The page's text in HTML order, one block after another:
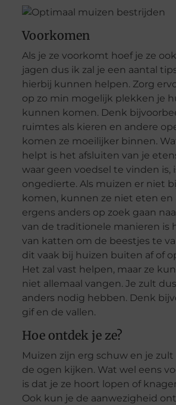
Voorkomen
Als je ze voorkomt hoef je ze
jagen dus ik zal je een aantal
hierbij kunnen helpen. Zorg
op zo min mogelijk plekken je
kunnen komen. Denk
ruimtes als kieren en andere
komen ze moeilijker binnen.
helpt is het afsluiten van je
waar geen voedsel te vinden is,
ongedierte. Als muizen er niet
komen, kunnen ze niet eten en
ergens anders op zoek gaan
van de traditionele manieren is
van katten om de beestjes te
dit vaak bij huizen buiten af of
Het zal vast helpen, maar ze
niet allemaal vangen. Je zult
anders nodig hebben. Denk
gif en de vallen.
Hoe ontdek je ze?
Muizen zijn erg schuw en je zult
de ogen kijken. Wat wel eens
is dat je ze hoort lopen of
Ook kun je de aanwezigheid